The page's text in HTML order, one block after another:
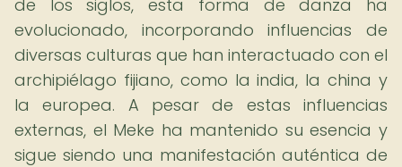
de los siglos, esta forma de danza ha
evolucionado, incorporando influencias de
diversas culturas que han interactuado con el
archipiélago fijiano, como la india, la china y
la europea. A pesar de estas influencias
externas, el Meke ha mantenido su esencia y
sigue siendo una manifestación auténtica de